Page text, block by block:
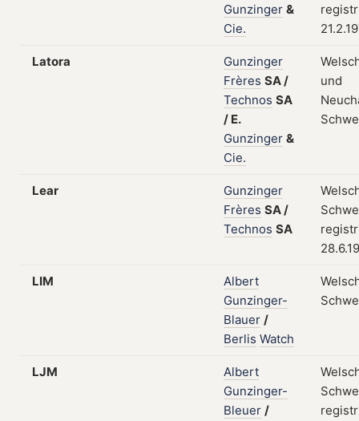
Gunzinger &
Cie.
Latora
Gunzinger
Frères SA/
Technos SA
/ E.
Gunzinger &
Cie.
und
Lear
Gunzinger
Frères SA/
Technos SA
LIM
Albert
Gunzinger-
Blauer /
Berlis Watch
LJM
Albert
Gunzinger-
Bleuer /